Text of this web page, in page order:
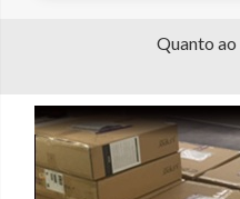
Quanto ao